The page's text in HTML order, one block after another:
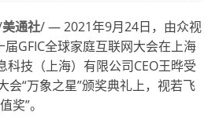
美通社/ —2021年9月24日，由众视
GFIC全球家庭互联网大会在上海
科技（上海）有限公司CEO王晔受
会“万象之星”颁奖典礼上，视若飞
奖”。